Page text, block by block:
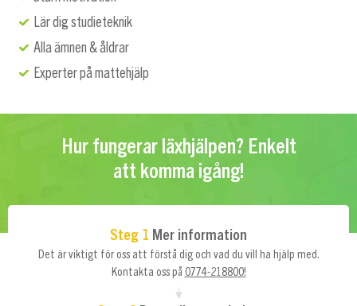
Lär dig studieteknik
Alla ämnen & åldrar
Experter på mattehjälp
Hur fungerar läxhjälpen? Enkelt
att komma igång!
Steg 1 Mer information
Det är viktigt för oss att förstå dig och vad du vill ha hjälp med.
Kontakta oss på 0774-218800!